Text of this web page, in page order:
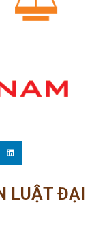
LUẬT ĐẠI